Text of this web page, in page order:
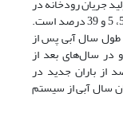
جریان رودخانه در
طول سال آبی به طور متوسط به ترتیب برابر با 56، 5 و 39 درصد است.
در طول سال آبی پس از
سال‌های بعد از
می‌شود؛ در حالیکه تنها 22 درصد از باران جدید در
آن در همان سال آبی از سیستم